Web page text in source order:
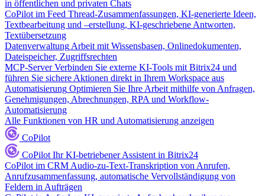
in öffentlichen und privaten Chats
CoPilot im Feed Thread-Zusammenfassungen, KI-generierte Ideen,
Textbearbeitung und –erstellung, KI-geschriebene Antworten,
Textübersetzung
Datenverwaltung Arbeit mit Wissensbasen, Onlinedokumenten,
Dateispeicher, Zugriffsrechten
MCP-Server Verbinden Sie externe KI-Tools mit Bitrix24 und
führen Sie sichere Aktionen direkt in Ihrem Workspace aus
Automatisierung Optimieren Sie Ihre Arbeit mithilfe von Anfragen,
Genehmigungen, Abrechnungen, RPA und Workflow-
Automatisierung
Alle Funktionen von HR und Automatisierung anzeigen
CoPilot
CoPilot Ihr KI-betriebener Assistent in Bitrix24
CoPilot im CRM Audio-zu-Text-Transkription von Anrufen,
Anrufzusammenfassung, automatische Vervollständigung von
Feldern in Aufträgen